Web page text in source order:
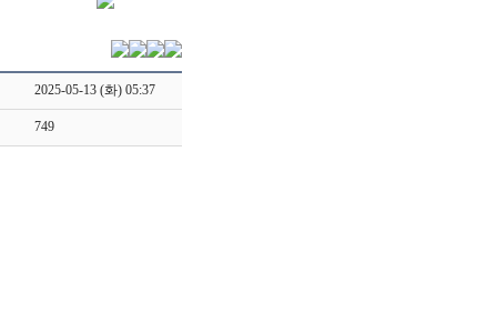
2025-05-13 (화) 05:37
749